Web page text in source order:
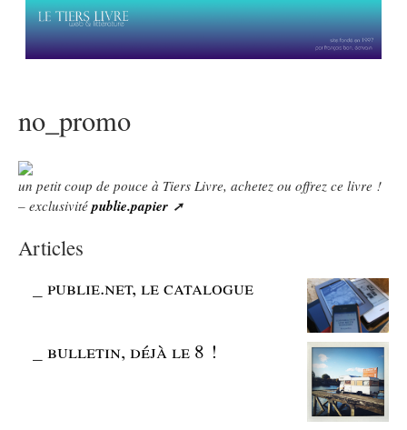
no_promo
un petit coup de pouce à Tiers Livre, achetez ou offrez ce livre !
– exclusivitépublie.papier
Articles
_publie.net, le catalogue
_bulletin, déjà le 8 !